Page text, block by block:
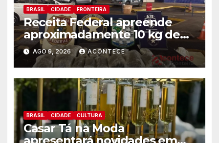
BRASIL CIDADE FRONTEIRA
Receita Federal apreende
aproximadamente 10 kg de
substância análoga ao
capulho
AGO 9, 2026 ACONTECE
BRASIL CIDADE CULTURA
Casar Tá na Moda